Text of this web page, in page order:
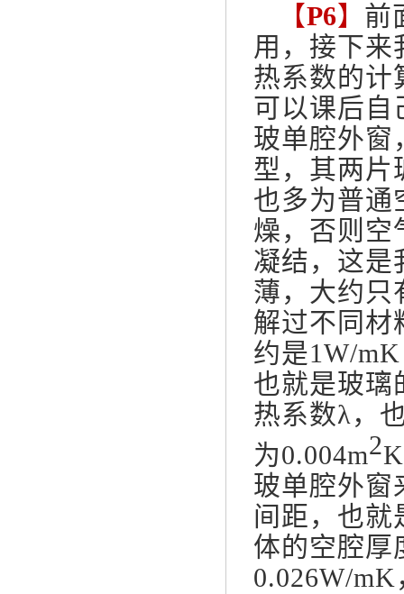
【P6】 前
用，接下来
热系数的计
可以课后自
玻单腔外窗
型，其两片
也多为普通
燥，否则空
凝结，这是
薄，大约只
解过不同材
约是1W/
也就是玻璃
热系数λ，
为0.004m2
玻单腔外窗
间距，也就
体的空腔厚
0.026W/mK